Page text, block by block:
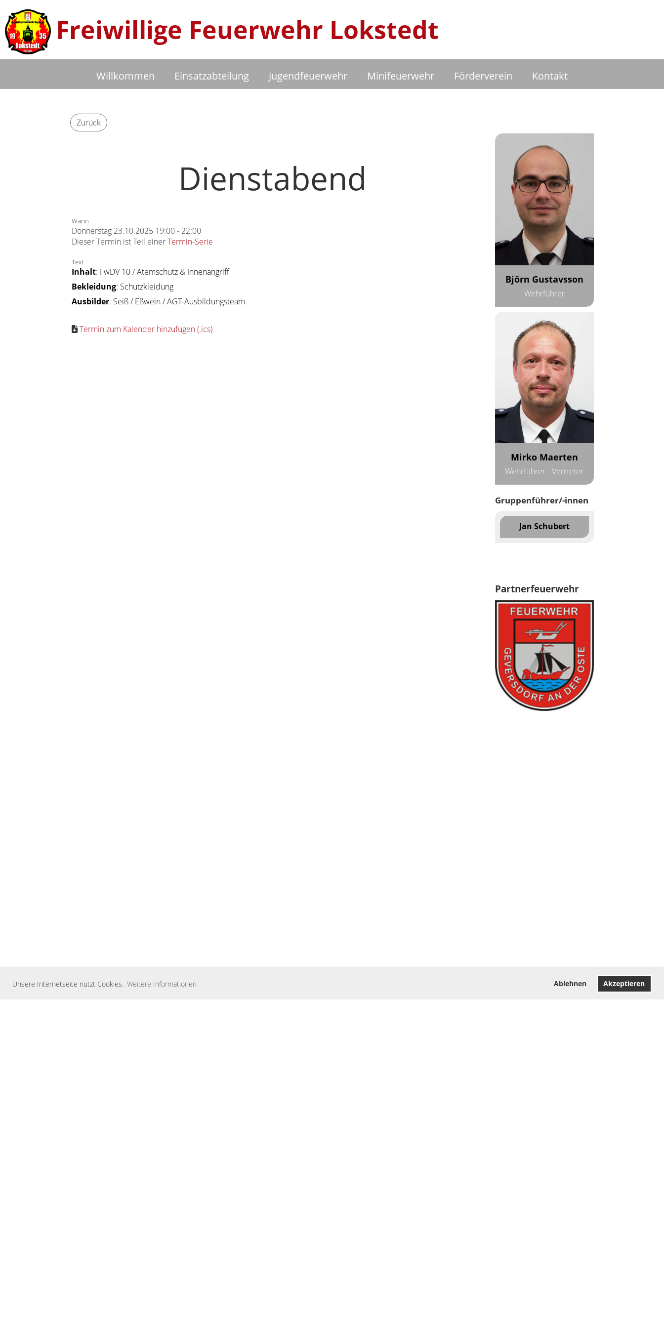
Unsere Internetseite nutzt Cookies. Weitere Informationen Ablehnen Akzeptieren
Freiwillige Feuerwehr Lokstedt
Willkommen Einsatzabteilung Jugendfeuerwehr Minifeuerwehr Förderverein Kontakt
Zurück
Dienstabend
Wann
Donnerstag 23.10.2025 19:00 - 22:00
Dieser Termin ist Teil einerTermin-Serie
Text
Inhalt: FwDV 10 / Atemschutz & Innenangriff
Bekleidung: Schutzkleidung
Ausbilder: Seiß / Eßwein / AGT-Ausbildungsteam
Termin zum Kalender hinzufügen (.ics)
Björn Gustavsson
Wehrführer
Mirko Maerten
Wehrführer - Vertreter
Gruppenführer/-innen
Jan Schubert
Partnerfeuerwehr